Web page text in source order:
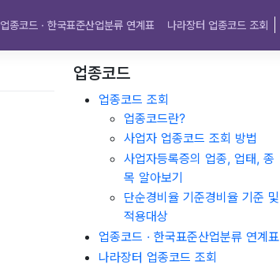
업종코드 · 한국표준산업분류 연계표 나라장터 업종코드 조회
업종코드
업종코드 조회
업종코드란?
사업자 업종코드 조회 방법
사업자등록증의 업종, 업태, 종
목 알아보기
단순경비율 기준경비율 기준 및
적용대상
업종코드 · 한국표준산업분류 연계표
나라장터 업종코드 조회